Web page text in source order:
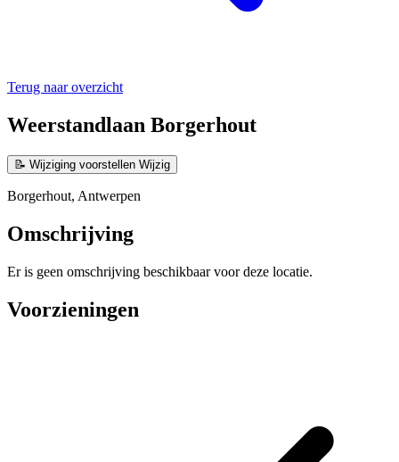
Terug naar overzicht
Weerstandlaan Borgerhout
📝 Wijziging voorstellen Wijzig
Borgerhout, Antwerpen
Omschrijving
Er is geen omschrijving beschikbaar voor deze locatie.
Voorzieningen